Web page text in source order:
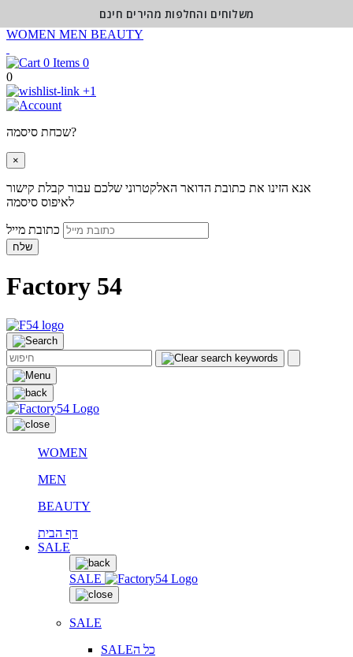
WOMEN MEN BEAUTY
0
0
+1
שכחת סיסמה?
×
אנא הזינו את כתובת הדואר האלקטרוני שלכם עבור קבלת קישור
לאיפוס סיסמה
שלח
Factory 54
WOMEN
MEN
BEAUTY
דף הבית
SALE
SALE
SALE
SALEכל ה
משלוחים והחלפות מהירים חינם